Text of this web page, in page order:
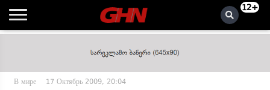
12+
В мире 17 Октябрь 2009, 20:04